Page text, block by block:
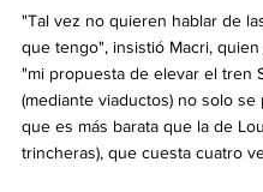
"Tal vez no quieren hablar de
que tengo", insistió Macri,
"mi propuesta de elevar el tren
(mediante viaductos) no solo se
que es más barata que la de
trincheras), que cuesta cuatro